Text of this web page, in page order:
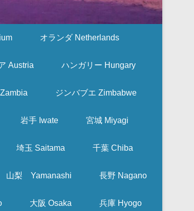
オランダ Netherlands
Austria ハンガリー Hungary
ジンバブエ Zimbabwe
岩手 Iwate 宮城 Miyagi
埼玉 Saitama 千葉 Chiba
山梨 Yamanashi 長野 Nagano
大阪 Osaka 兵庫 Hyogo